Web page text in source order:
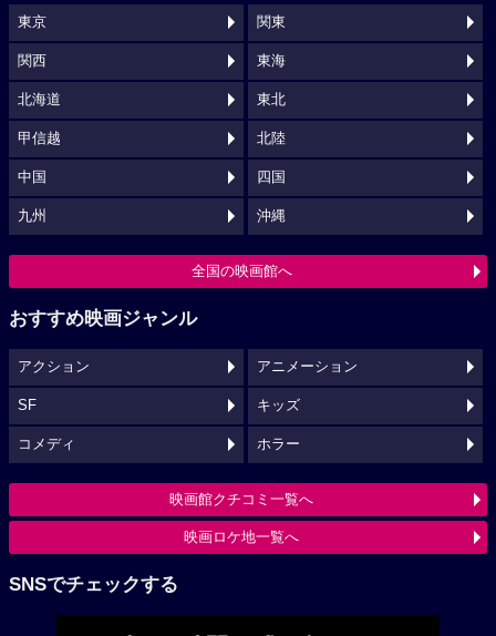
東京 関東
関西 東海
北海道 東北
甲信越 北陸
中国 四国
九州 沖縄
全国の映画館へ
おすすめ映画ジャンル
アクション アニメーション
SF キッズ
コメディ ホラー
映画館クチコミ一覧へ
映画ロケ地一覧へ
SNSでチェックする